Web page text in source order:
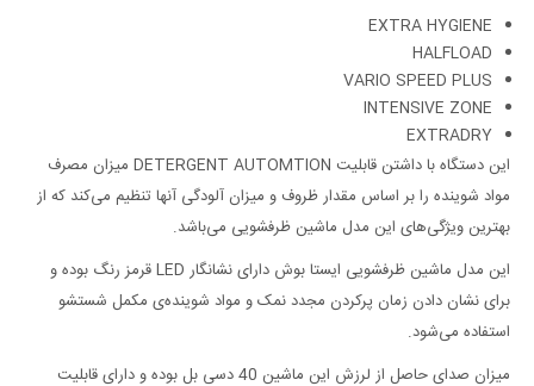
EXTRA HYGIENE
HALFLOAD
VARIO SPEED PLUS
INTENSIVE ZONE
EXTRADRY
این دستگاه با داشتن قابلیت DETERGENT AUTOMTION میزان مصرف
مواد شوینده را بر اساس مقدار ظروف و میزان آلودگی آنها تنظیم می‌کند که از
بهترین ویژگی‌های این مدل ماشین ظرفشویی می‌باشد.
این مدل ماشین ظرفشویی ایستا بوش دارای نشانگار LED قرمز رنگ بوده و
برای نشان دادن زمان پرکردن مجدد نمک و مواد شوینده‌ی مکمل شستشو
استفاده می‌شود.
میزان صدای حاصل از لرزش این ماشین 40 دسی بل بوده و دارای قابلیت